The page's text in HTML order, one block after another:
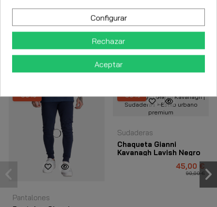
Los clientes que adquirieron este producto también
-50%
Pantalones
-50%
Sudaderas
Chaqueta Gianni
Kavanagh Lavish Negro
45,00 €
90,00 €
Configurar
Rechazar
Aceptar